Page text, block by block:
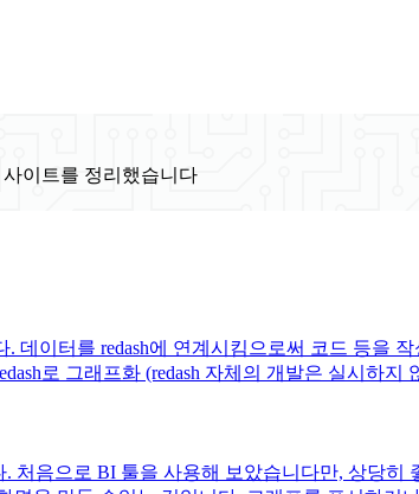
이트를 정리했습니다
데이터를 redash에 연계시킴으로써 코드 등을
로 그래프화 (redash 자체의 개발은 실시하지
처음으로 BI 툴을 사용해 보았습니다만, 상당히